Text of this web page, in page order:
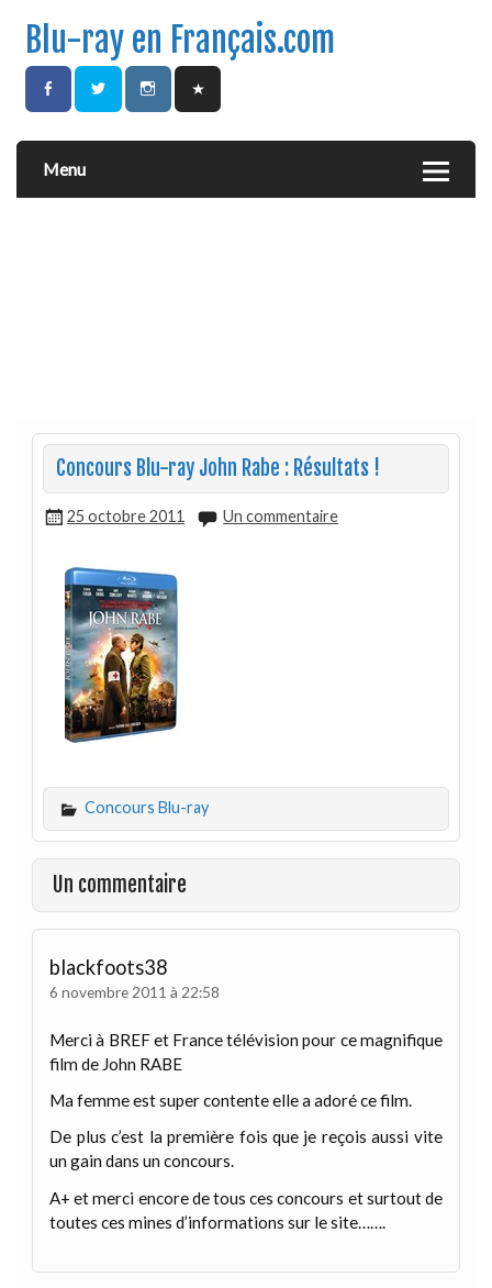
Blu-ray en Français.com
Menu
Concours Blu-ray John Rabe : Résultats !
25 octobre 2011 Un commentaire
Concours Blu-ray
Un commentaire
blackfoots38
6 novembre 2011 à 22:58
Merci à BREF et France télévision pour ce magnifique
film de John RABE
Ma femme est super contente elle a adoré ce film.
De plus c’est la première fois que je reçois aussi vite
un gain dans un concours.
A+ et merci encore de tous ces concours et surtout de
toutes ces mines d’informations sur le site…….